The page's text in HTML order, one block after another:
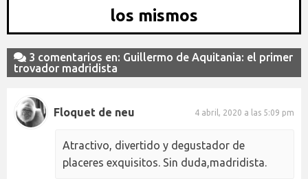
los mismos
3 comentarios en: Guillermo de Aquitania: el primer
trovador madridista
Floquet de neu 4 abril, 2020 a las 5:09 pm
Atractivo, divertido y degustador de
placeres exquisitos. Sin duda,madridista.